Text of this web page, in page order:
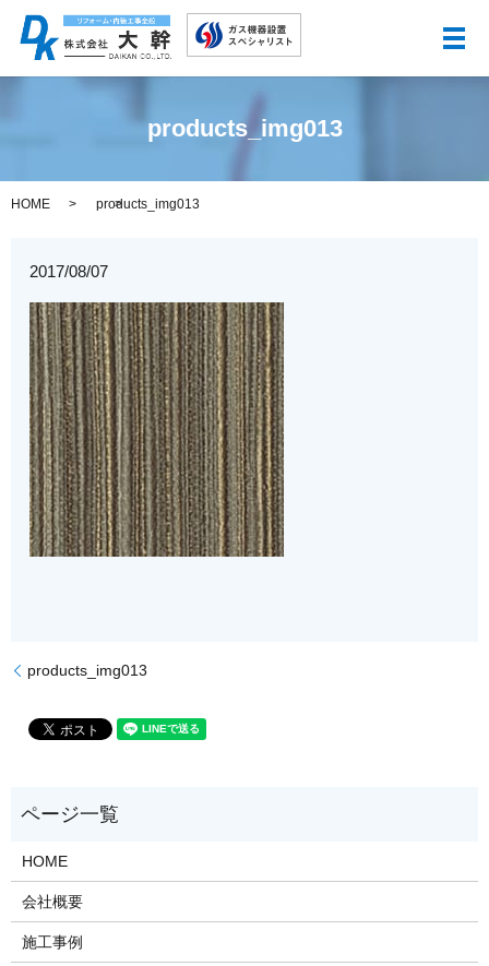
メ
products_img013
HOME products_img013
2017/08/07
products_img013
HOME
会社概要
施工事例